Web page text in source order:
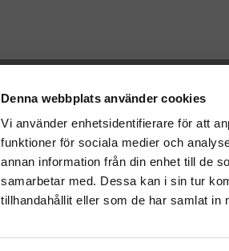
Denna webbplats använder cookies
Vi använder enhetsidentifierare för att
funktioner för sociala medier och
annan information från din enhet till de
samarbetar med. Dessa kan i sin tur
tillhandahållit eller som de har samlat in
Vi skickarpresenter
Schenker: